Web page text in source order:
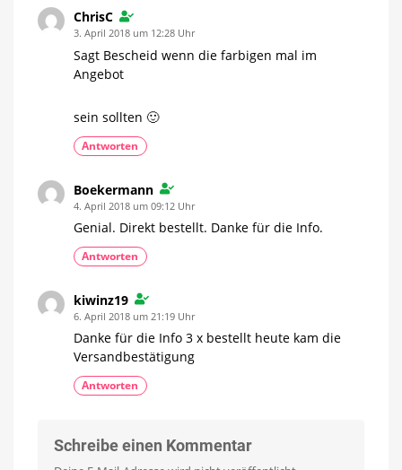
ChrisC
3. April 2018 um 12:28 Uhr
Sagt Bescheid wenn die farbigen mal im
Angebot
sein sollten 🙂
Antworten
Boekermann
4. April 2018 um 09:12 Uhr
Genial. Direkt bestellt. Danke für die Info.
Antworten
kiwinz19
6. April 2018 um 21:19 Uhr
Danke für die Info 3 x bestellt heute kam die
Versandbestätigung
Antworten
Schreibe einen Kommentar